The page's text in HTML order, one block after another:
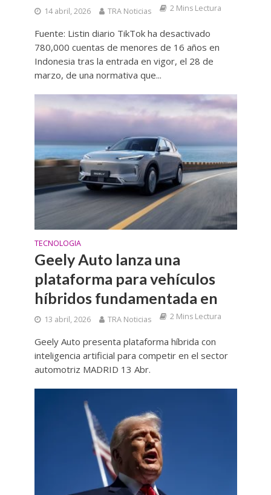
14 abril, 2026 TRA Noticias 2 Mins Lectura
Fuente: Listin diario TikTok ha desactivado
780,000 cuentas de menores de 16 años en
Indonesia tras la entrada en vigor, el 28 de
marzo, de una normativa que...
TECNOLOGIA
Geely Auto lanza una
plataforma para vehículos
híbridos fundamentada en
13 abril, 2026 TRA Noticias 2 Mins Lectura
Geely Auto presenta plataforma híbrida con
inteligencia artificial para competir en el sector
automotriz MADRID 13 Abr.